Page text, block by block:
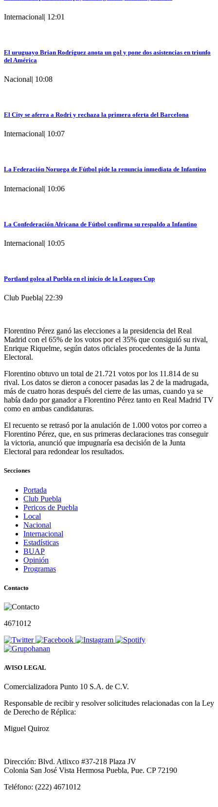
Internacional| 12:01
El uruguayo Brian Rodríguez anota un gol y pone dos asistencias en triunfo
del América
Nacional| 10:08
El City se aferra a Rodri y rechaza la primera oferta del Barcelona
Internacional| 10:07
La Federación Noruega de Fútbol pide la renuncia inmediata de Infantino
Internacional| 10:06
La Confederación Africana de Fútbol confirma su respaldo a Infantino
Internacional| 10:05
Portland golea al Puebla en el inicio de la Leagues Cup
Club Puebla| 22:39
Florentino Pérez ganó las elecciones a la presidencia del Real
Madrid con el 65% de los votos por el 35% que consiguió su rival,
Enrique Riquelme, según datos oficiales procedentes de la Junta
Electoral.
Florentino obtuvo un total de 21.721 votos por los 11.814 de su
rival. Los datos se dieron a conocer pasadas las 2 de la madrugada,
más de cuatro horas después del cierre de las urnas, cuando ya se
había dado por ganador a Florentino Pérez tanto en Real Madrid TV
como en ambas candidaturas.
El recuento se retrasó por la anulación de 1.000 votos por correo a
Florentino Pérez, que, en sus primeras declaraciones tras conseguir
la victoria, anunció que impugnaría esa decisión de la Junta
Electoral para redondear los resultados.
Secciones
Portada
Club Puebla
Pericos de Puebla
Local
Nacional
Internacional
Estadísticas
BUAP
Opinión
Programas
Contacto
4671012
AVISO LEGAL
Comercializadora Punto 10 S.A. de C.V.
Responsable de recibir y resolver solicitudes relacionadas con la Ley
de Derecho de Réplica:
Miguel Quiroz
Dirección: Blvd. Atlixco #37-218 Plaza JV
Colonia San José Vista Hermosa Puebla, Pue. CP 72190
Teléfono: (222) 4671012